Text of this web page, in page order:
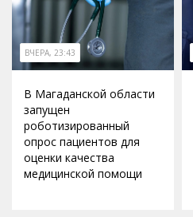
ВЧЕРА, 23:43
В Магаданской области
запущен
роботизированный
опрос пациентов для
оценки качества
медицинской помощи